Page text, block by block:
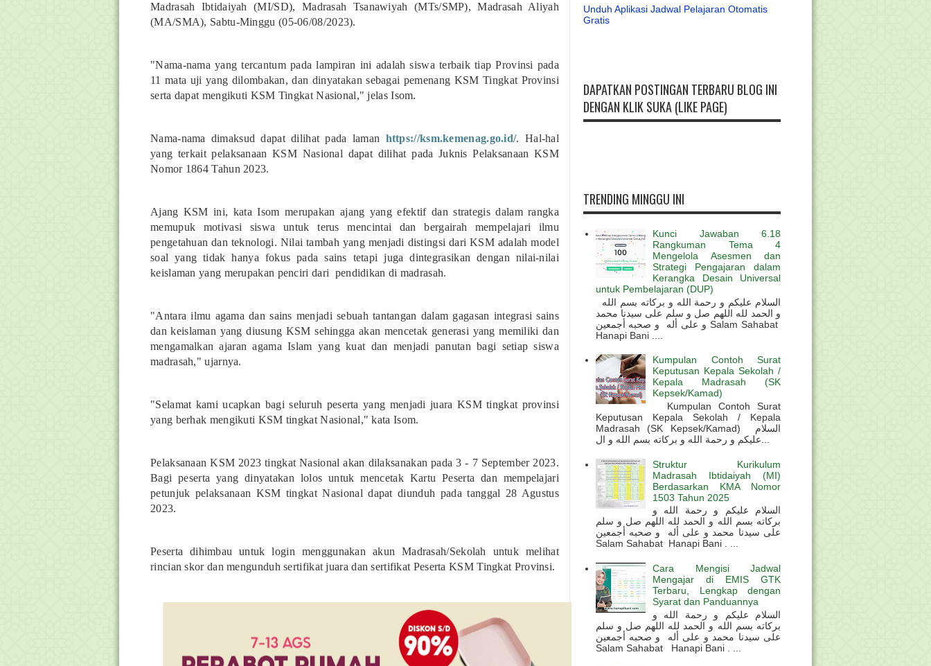
Madrasah Ibtidaiyah (MI/SD), Madrasah Tsanawiyah (MTs/SMP), Madrasah Aliyah
(MA/SMA), Sabtu-Minggu (05-06/08/2023).
"Nama-nama yang tercantum pada lampiran ini adalah siswa terbaik tiap Provinsi pada
11 mata uji yang dilombakan, dan dinyatakan sebagai pemenang KSM Tingkat Provinsi
serta dapat mengikuti KSM Tingkat Nasional," jelas Isom.
Nama-nama dimaksud dapat dilihat pada laman https://ksm.kemenag.go.id/. Hal-hal
yang terkait pelaksanaan KSM Nasional dapat dilihat pada Juknis Pelaksanaan KSM
Nomor 1864 Tahun 2023.
Ajang KSM ini, kata Isom merupakan ajang yang efektif dan strategis dalam rangka
memupuk motivasi siswa untuk terus mencintai dan bergairah mempelajari ilmu
pengetahuan dan teknologi. Nilai tambah yang menjadi distingsi dari KSM adalah model
soal yang tidak hanya fokus pada sains tetapi juga dintegrasikan dengan nilai-nilai
keislaman yang merupakan penciri dari pendidikan di madrasah.
"Antara ilmu agama dan sains menjadi sebuah tantangan dalam gagasan integrasi sains
dan keislaman yang diusung KSM sehingga akan mencetak generasi yang memiliki dan
mengamalkan ajaran agama Islam yang kuat dan menjadi panutan bagi setiap siswa
madrasah," ujarnya.
"Selamat kami ucapkan bagi seluruh peserta yang menjadi juara KSM tingkat provinsi
yang berhak mengikuti KSM tingkat Nasional," kata Isom.
Pelaksanaan KSM 2023 tingkat Nasional akan dilaksanakan pada 3 - 7 September 2023.
Bagi peserta yang dinyatakan lolos untuk mencetak Kartu Peserta dan mempelajari
petunjuk pelaksanaan KSM tingkat Nasional dapat diunduh pada tanggal 28 Agustus
2023.
Peserta dihimbau untuk login menggunakan akun Madrasah/Sekolah untuk melihat
rincian skor dan mengunduh sertifikat juara dan sertifikat Peserta KSM Tingkat Provinsi.
Unduh Aplikasi Jadwal Pelajaran Otomatis
Gratis
DAPATKAN POSTINGAN TERBARU BLOG INI
DENGAN KLIK SUKA (LIKE PAGE)
TRENDING MINGGU INI
Kunci Jawaban 6.18
Rangkuman Tema 4
Mengelola Asesmen dan
Strategi Pengajaran dalam
Kerangka Desain Universal
untuk Pembelajaran (DUP)
و الحمد لله اللهم صل و سلم على سيدنا محمد
و على أله و صحبه أجمعين Salam Sahabat
Hanapi Bani ....
Kumpulan Contoh Surat
Keputusan Kepala Sekolah /
Kepala Madrasah (SK
Kepsek/Kamad)
Kumpulan Contoh Surat
Keputusan Kepala Sekolah / Kepala
Madrasah (SK Kepsek/Kamad) السلام
Struktur Kurikulum
Madrasah Ibtidaiyah (MI)
Berdasarkan KMA Nomor
1503 Tahun 2025
السلام عليكم و رحمة الله و
بركاته بسم الله و الحمد لله اللهم صل و سلم
على سيدنا محمد و على أله و صحبه أجمعين
Salam Sahabat Hanapi Bani . ...
Cara Mengisi Jadwal
Mengajar di EMIS GTK
Terbaru, Lengkap dengan
Syarat dan Panduannya
السلام عليكم و رحمة الله و
بركاته بسم الله و الحمد لله اللهم صل و سلم
على سيدنا محمد و على أله و صحبه أجمعين
Salam Sahabat Hanapi Bani . ...